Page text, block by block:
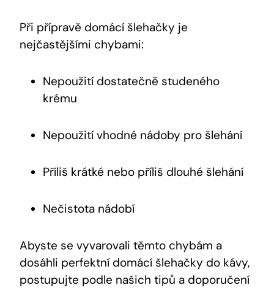
Při přípravě domácí šlehačky je
nejčastějšími chybami:
Nepoužití dostatečně studeného
krému
Nepoužití vhodné nádoby pro šlehání
Příliš krátké nebo příliš dlouhé šlehání
Nečistota nádobí
Abyste se vyvarovali těmto chybám a
dosáhli perfektní domácí šlehačky do kávy,
postupujte podle našich tipů a doporučení